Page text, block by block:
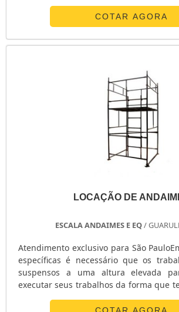
e despaletização. Ideal para pequenos
mais informações sobre o
paletes com roletes, entre em
COTAR AGORA
LOCAÇÃO DE
ESCALA ANDAIMES E EQ/
Atendimento exclusivo para São
específicas é necessário que os
suspensos a uma altura elevada
executar seus trabalhos da forma que
desta situação, a utilização de um
necessária. Eles servem para que